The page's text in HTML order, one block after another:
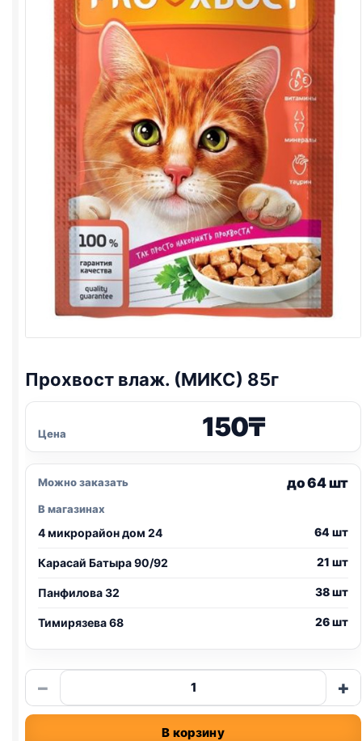
Прохвост влаж. (МИКС) 85г
Цена 150₸
Можно заказать до 64 шт
В магазинах
4 микрорайон дом 24 64 шт
Карасай Батыра 90/92 21 шт
Панфилова 32 38 шт
Тимирязева 68 26 шт
−
Количество
товара
Прохвост
+
В корзину